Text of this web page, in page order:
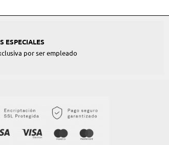
ESPECIALES
por ser empleado